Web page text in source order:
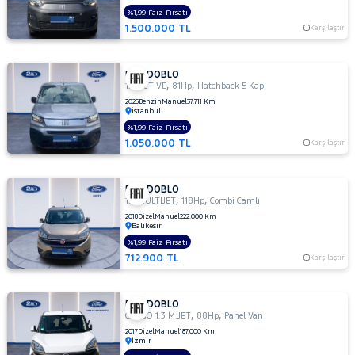
1.2
CARGO
M.JET
CARGO
MAXI 1.3
MULTIJET
COMBI
1.5
EASY
COMBI
1.5
BLUEHDI
PREMIO
PLUS
1.5
BLUEHDI
URBAN
1.500.000 TL Karşılaştır
%1,99 Faiz Fırsatı
FIAT DOBLO
1.2 ACTIVE, 81Hp, Hatchback 5 Kapı
2025Benzin Manuel37.711 Km
İstanbul
1.050.000 TL Karşılaştır
%1,99 Faiz Fırsatı
FIAT DOBLO
1.6 MULTIJET,118Hp,Combi Camlı
2018DizelManuel222.000 Km
Balıkesir
712.900 TL Karşılaştır
%1,99 Faiz Fırsatı
FIAT DOBLO
CARGO 1.3 M.JET, 88Hp, Panel Van
2017DizelManuel187.000 Km
İzmir